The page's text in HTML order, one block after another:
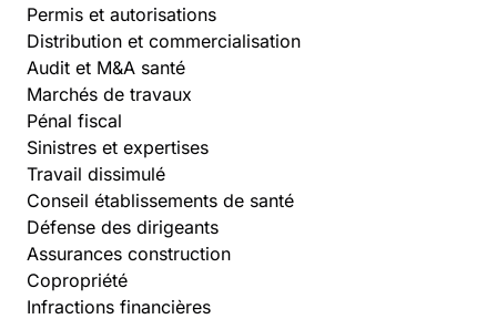
Permis et autorisations
Distribution et commercialisation
Audit et M&A santé
Marchés de travaux
Pénal fiscal
Sinistres et expertises
Travail dissimulé
Conseil établissements de santé
Défense des dirigeants
Assurances construction
Copropriété
Infractions financières